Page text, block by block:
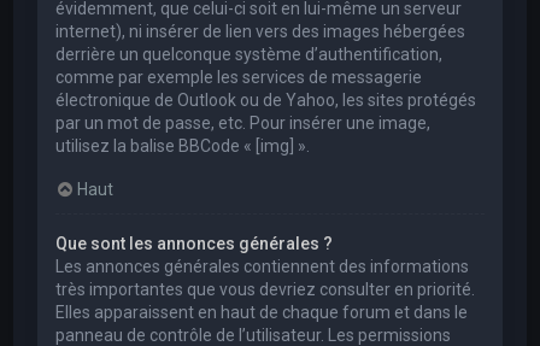
évidemment, que celui-ci soit en lui-même un serveur
internet), ni insérer de lien vers des images hébergées
derrière un quelconque système d’authentification,
comme par exemple les services de messagerie
électronique de Outlook ou de Yahoo, les sites protégés
par un mot de passe, etc. Pour insérer une image,
utilisez la balise BBCode « [img] ».
Haut
Que sont les annonces générales ?
Les annonces générales contiennent des informations
très importantes que vous devriez consulter en priorité.
Elles apparaissent en haut de chaque forum et dans le
panneau de contrôle de l’utilisateur. Les permissions